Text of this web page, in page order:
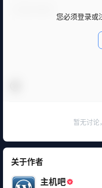
您必须登录或
暂无讨论
关于作者
主机吧